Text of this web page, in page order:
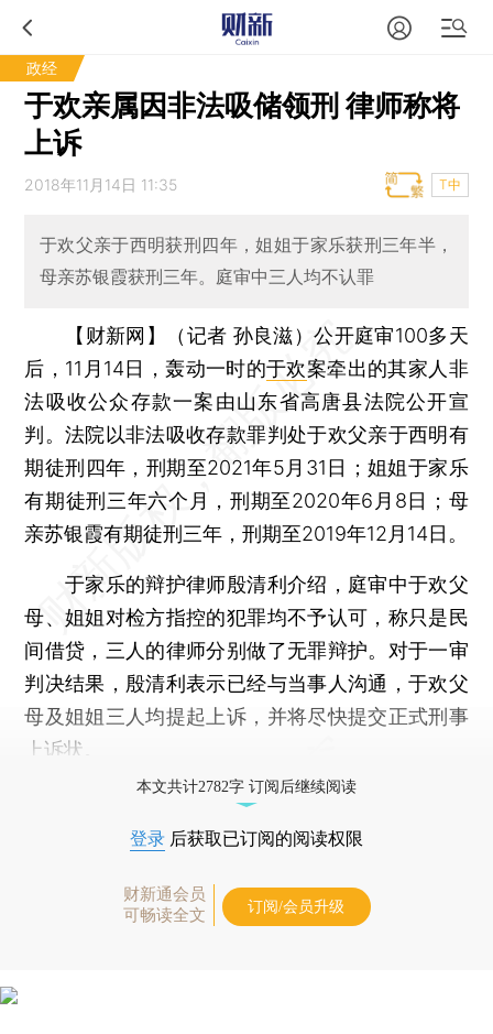
政经
于欢亲属因非法吸储领刑 律师称将
上诉
2018年11月14日 11:35 T中
于欢父亲于西明获刑四年，姐姐于家乐获刑三年半，
母亲苏银霞获刑三年。庭审中三人均不认罪
【财新网】（记者 孙良滋）公开庭审100多天
后，11月14日，轰动一时的于欢案牵出的其家人非
法吸收公众存款一案由山东省高唐县法院公开宣
判。法院以非法吸收存款罪判处于欢父亲于西明有
期徒刑四年，刑期至2021年5月31日；姐姐于家乐
有期徒刑三年六个月，刑期至2020年6月8日；母
亲苏银霞有期徒刑三年，刑期至2019年12月14日。
于家乐的辩护律师殷清利介绍，庭审中于欢父
母、姐姐对检方指控的犯罪均不予认可，称只是民
间借贷，三人的律师分别做了无罪辩护。对于一审
判决结果，殷清利表示已经与当事人沟通，于欢父
母及姐姐三人均提起上诉，并将尽快提交正式刑事
上诉状。
本文共计2782字 订阅后继续阅读
登录 后获取已订阅的阅读权限
财新通会员
可畅读全文
订阅/会员升级